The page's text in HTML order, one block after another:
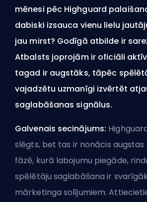
mēnesi pēc Highguard
dabiski izsauca vienu lielu
jau mirst? Godīgā atbilde ir
Atbalsts joprojām ir oficiāli
tagad ir augstāks, tāpēc
vajadzētu uzmanīgi izvērtēt
saglabāšanas signālus.
Galvenais secinājums:
slēgts, bet tas ir nonācis
fāzē, kurā labojumu piegāde,
spēlētāju saglabāšana ir
mārketinga solījumiem.